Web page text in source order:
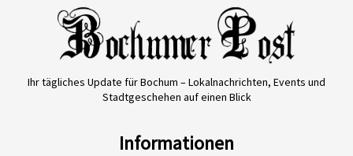
Ihr tägliches Update für Bochum – Lokalnachrichten, Events und
Stadtgeschehen auf einen Blick
Informationen